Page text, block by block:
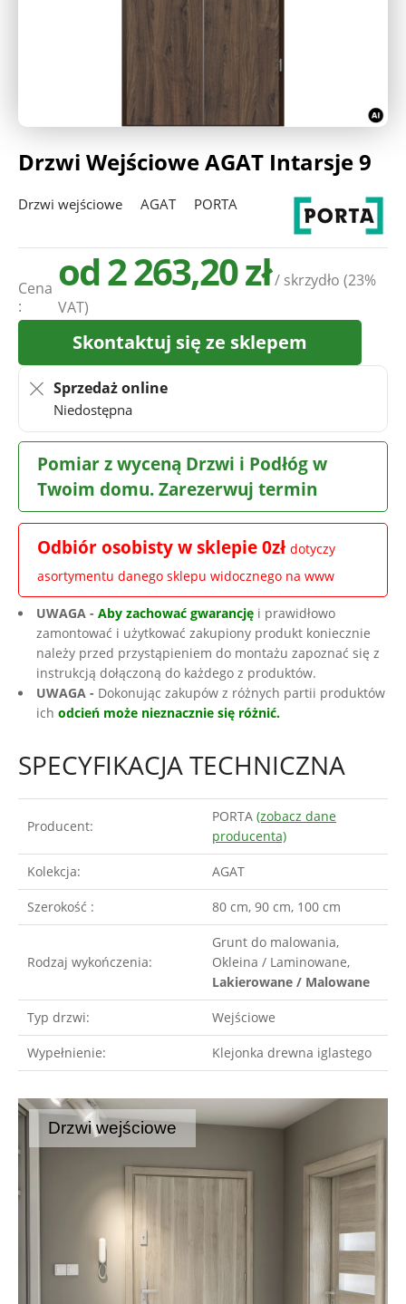
Deweloperzy
Aktualności
Drzwi Wejściowe AGAT Intarsje 9
Drzwi wejściowe AGAT PORTA
Cena
:
od 2 263,20 zł/ skrzydło(23%
VAT)
Skontaktuj się ze sklepem
Sprzedaż online
Niedostępna
Pomiar z wyceną Drzwi i Podłóg w
Twoim domu. Zarezerwuj termin
Odbiór osobisty w sklepie 0zł dotyczy
asortymentu danego sklepu widocznego na www
UWAGA - Aby zachować gwarancję i prawidłowo
zamontować i użytkować zakupiony produkt koniecznie
należy przed przystąpieniem do montażu zapoznać się z
instrukcją dołączoną do każdego z produktów.
UWAGA - Dokonując zakupów z różnych partii produktów
ich odcień może nieznacznie się różnić.
SPECYFIKACJA TECHNICZNA
Producent:
PORTA (zobacz dane
producenta)
Kolekcja: AGAT
Szerokość : 80 cm, 90 cm, 100 cm
Rodzaj wykończenia:
Grunt do malowania,
Okleina / Laminowane,
Lakierowane / Malowane
Typ drzwi: Wejściowe
Wypełnienie: Klejonka drewna iglastego
Drzwi wejściowe